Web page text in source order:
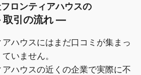
ロンティアハウスの
引の流れ ―
ハウスにはまだ口コミが集まっ
ていません。
ハウスの近くの企業で実際に不